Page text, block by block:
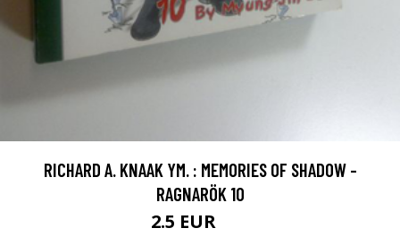
RICHARD A. KNAAK YM. : MEMORIES OF SHADOW -
RAGNARÖK 10
2.5 EUR